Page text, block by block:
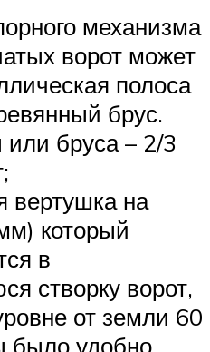
механизма
ворот может
полоса
брус.
бруса – 2/3
вертушка на
который
в
створку ворот,
от земли 60
было удобно